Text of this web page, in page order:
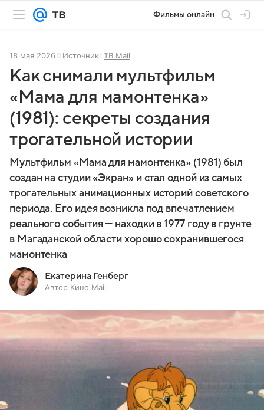
Фильмы онлайн
18 мая 2026 Источник: ТВ Mail
Как снимали мультфильм
«Мама для мамонтенка»
(1981): секреты создания
трогательной истории
Мультфильм «Мама для мамонтенка» (1981) был
создан на студии «Экран» и стал одной из самых
трогательных анимационных историй советского
периода. Его идея возникла под впечатлением
реального события — находки в 1977 году в грунте
в Магаданской области хорошо сохранившегося
мамонтенка
Екатерина Генберг
Автор Кино Mail